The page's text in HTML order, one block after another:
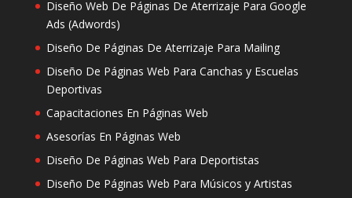
Diseño Web De Páginas De Aterrizaje Para Google
Ads (Adwords)
Diseño De Páginas De Aterrizaje Para Mailing
Diseño De Páginas Web Para Canchas y Escuelas
Deportivas
Capacitaciones En Páginas Web
Asesorías En Páginas Web
Diseño De Páginas Web Para Deportistas
Diseño De Páginas Web Para Músicos y Artistas